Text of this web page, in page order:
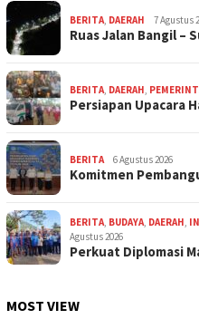
BERITA DAERAH 7 Agustus
Ruas Jalan Bangil –
BERITA DAERAH
Persiapan Upacara
BERITA 6 Agustus 2026
Komitmen
BERITA BUDAYA DAERAH
Agustus 2026
Perkuat Diplomasi
MOST VIEW